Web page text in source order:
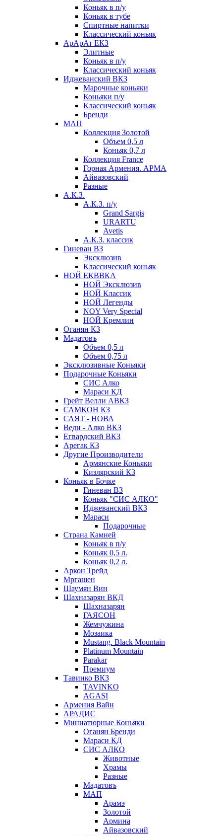
Коньяк в п/у
Коньяк в тубе
Спиртные напитки
Классический коньяк
АрАрАт ЕКЗ
Элитные
Коньяк в п/у
Классический коньяк
Иджеванский ВКЗ
Марочные коньяки
Коньяки п/у
Классический коньяк
Бренди
МАП
Коллекция Золотой
Объем 0,5 л
Коньяк 0,7 л
Коллекция France
Горная Армения. АРМА
Айвазовский
Разные
А.К.З.
А.К.З. п/у
Grand Sargis
URARTU
Avetis
А.К.З. классик
Гиневан ВЗ
Эксклюзив
Классический коньяк
НОЙ ЕКВВКА
НОЙ Эксклюзив
НОЙ Классик
НОЙ Легенды
NOY Very Speсial
НОЙ Кремлин
Оганян КЗ
Мадатовъ
Объем 0,5 л
Объем 0,75 л
Эксклюзивные Коньяки
Подарочные Коньяки
СИС Алко
Мараси КД
Грейт Велли АВКЗ
САМКОН КЗ
САЯТ - НОВА
Веди - Алко ВКЗ
Егвардский ВКЗ
Арегак КЗ
Другие Производители
Армянские Коньяки
Кизлярский КЗ
Коньяк в Бочке
Гиневан ВЗ
Коньяк "СИС АЛКО"
Иджеванский ВКЗ
Мараси
Подарочные
Страна Камней
Коньяк в п/у
Коньяк 0,5 л.
Коньяк 0,2 л.
Аркон Трейд
Мргашен
Шаумян Вин
Шахназарян ВКД
Шахназарян
ГАЯСОН
Жемчужина
Мозаика
Mustang. Black Mountain
Platinum Mountain
Parakar
Премиум
Тавинко ВКЗ
TAVINKO
AGASI
Армения Вайн
АРАДИС
Миниатюрные Коньяки
Оганян Бренди
Мараси КД
СИС АЛКО
Животные
Храмы
Разные
Мадатовъ
МАП
Арамэ
Золотой
Армина
Айвазовский